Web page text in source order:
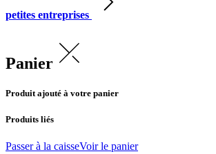
petites entreprises
Panier
Produit ajouté à votre panier
Produits liés
Passer à la caisseVoir le panier